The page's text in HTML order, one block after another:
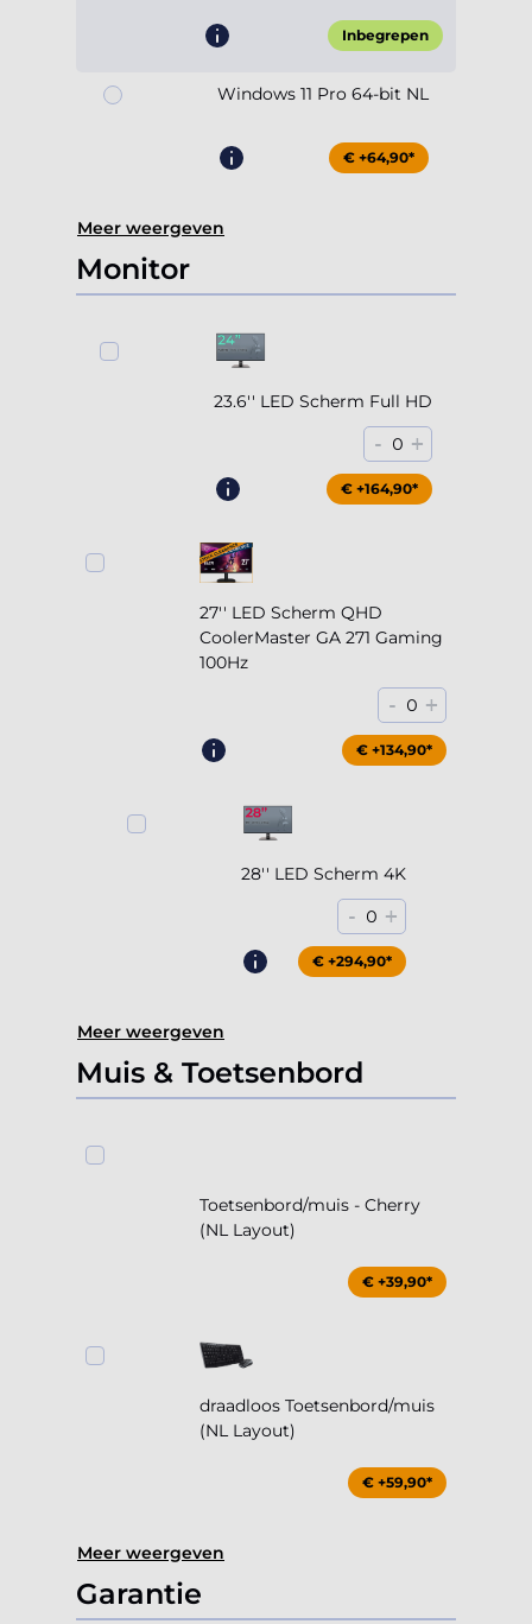
Inbegrepen
Windows 11 Pro 64-bit NL
€ +64,90*
Meer weergeven
Monitor
23.6'' LED Scherm Full HD
- 0 +
€ +164,90*
27'' LED Scherm QHD
CoolerMaster GA 271 Gaming
100Hz
- 0 +
€ +204,90*
€ +134,90*
28'' LED Scherm 4K
- 0 +
€ +294,90*
Meer weergeven
Muis & Toetsenbord
Toetsenbord/muis - Cherry
(NL Layout)
€ +39,90*
draadloos Toetsenbord/muis
(NL Layout)
€ +59,90*
Meer weergeven
Garantie